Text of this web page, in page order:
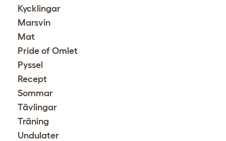
Kycklingar
Marsvin
Mat
Pride of Omlet
Pyssel
Recept
Sommar
Tävlingar
Träning
Undulater